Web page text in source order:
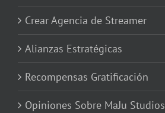
Crear Agencia de Streamer
Alianzas Estratégicas
Recompensas Gratificación
Opiniones Sobre MaJu Studios